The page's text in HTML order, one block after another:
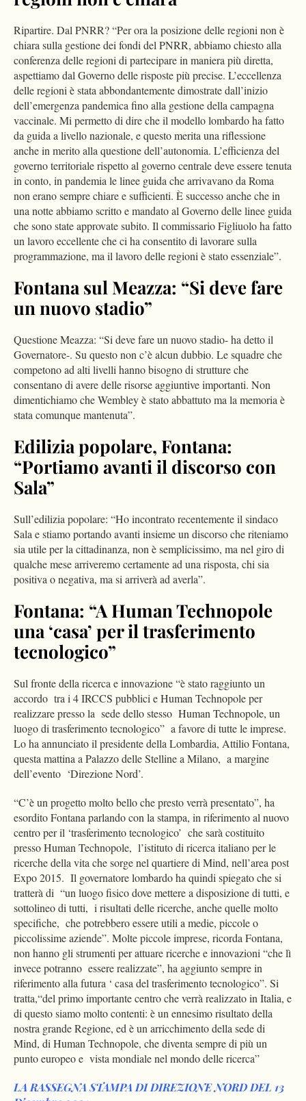
Ripartire. Dal PNRR? “Per ora la posizione delle regioni non è
chiara sulla gestione dei fondi del PNRR, abbiamo chiesto alla
conferenza delle regioni di partecipare in maniera più diretta,
aspettiamo dal Governo delle risposte più precise. L’eccellenza
delle regioni è stata abbondantemente dimostrate dall’inizio
dell’emergenza pandemica fino alla gestione della campagna
vaccinale. Mi permetto di dire che il modello lombardo ha fatto
da guida a livello nazionale, e questo merita una riflessione
anche in merito alla questione dell’autonomia. L’efficienza del
governo territoriale rispetto al governo centrale deve essere tenuta
in conto, in pandemia le linee guida che arrivavano da Roma
non erano sempre chiare e sufficienti. È successo anche che in
una notte abbiamo scritto e mandato al Governo delle linee guida
che sono state approvate subito. Il commissario Figliuolo ha fatto
un lavoro eccellente che ci ha consentito di lavorare sulla
programmazione, ma il lavoro delle regioni è stato essenziale”.
Fontana sul Meazza: “Si deve fare
un nuovo stadio”
Questione Meazza: “Si deve fare un nuovo stadio- ha detto il
Governatore-. Su questo non c’è alcun dubbio. Le squadre che
competono ad alti livelli hanno bisogno di strutture che
consentano di avere delle risorse aggiuntive importanti. Non
dimentichiamo che Wembley è stato abbattuto ma la memoria è
stata comunque mantenuta”.
Edilizia popolare, Fontana:
“Portiamo avanti il discorso con
Sala”
Sull’edilizia popolare: “Ho incontrato recentemente il sindaco
Sala e stiamo portando avanti insieme un discorso che riteniamo
sia utile per la cittadinanza, non è semplicissimo, ma nel giro di
qualche mese arriveremo certamente ad una risposta, chi sia
positiva o negativa, ma si arriverà ad averla”.
Fontana: “A Human Technopole
una ‘casa’ per il trasferimento
tecnologico”
Sul fronte della ricerca e innovazione “è stato raggiunto un
accordo tra i 4 IRCCS pubblici e Human Technopole per
realizzare presso la sede dello stesso Human Technopole, un
luogo di trasferimento tecnologico” a favore di tutte le imprese.
Lo ha annunciato il presidente della Lombardia, Attilio Fontana,
questa mattina a Palazzo delle Stelline a Milano, a margine
dell’evento ‘Direzione Nord’.
“C’è un progetto molto bello che presto verrà presentato”, ha
esordito Fontana parlando con la stampa, in riferimento al nuovo
centro per il ‘trasferimento tecnologico’ che sarà costituito
presso Human Technopole, l’istituto di ricerca italiano per le
ricerche della vita che sorge nel quartiere di Mind, nell’area post
Expo 2015. Il governatore lombardo ha quindi spiegato che si
tratterà di “un luogo fisico dove mettere a disposizione di tutti, e
sottolineo di tutti, i risultati delle ricerche, anche quelle molto
specifiche, che potrebbero essere utili a medie, piccole o
piccolissime aziende”. Molte piccole imprese, ricorda Fontana,
non hanno gli strumenti per attuare ricerche e innovazioni “che lì
invece potranno essere realizzate”, ha aggiunto sempre in
riferimento alla futura ‘ casa del trasferimento tecnologico”. Si
tratta,“del primo importante centro che verrà realizzato in Italia, e
di questo siamo molto contenti: è un ennesimo risultato della
nostra grande Regione, ed è un arricchimento della sede di
Mind, di Human Technopole, che diventa sempre di più un
punto europeo e vista mondiale nel mondo delle ricerca”
LA RASSEGNA STAMPA DI DIREZIONE NORD DEL 13